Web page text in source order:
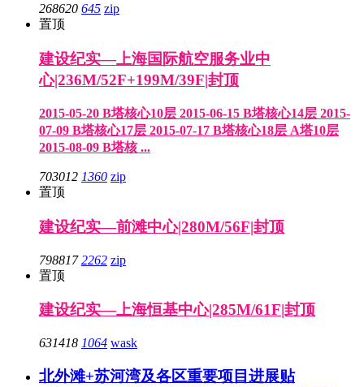
268620 645 zip
置顶
建设纪实—上海国际航空服务业中
心|236M/52F+199M/39F|封顶
2015-05-20 B塔核心10层 2015-06-15 B塔核心14层 2015-
07-09 B塔核心17层 2015-07-17 B塔核心18层 A塔10层
2015-08-09 B塔核 ...
703012 1360 zip
置顶
建设纪实—前滩中心|280M/56F|封顶
7988172262 zip
置顶
建设纪实—上海恒基中心|285M/61F|封顶
631418 1064 wask
北外滩+苏河湾及各区重要项目进展贴